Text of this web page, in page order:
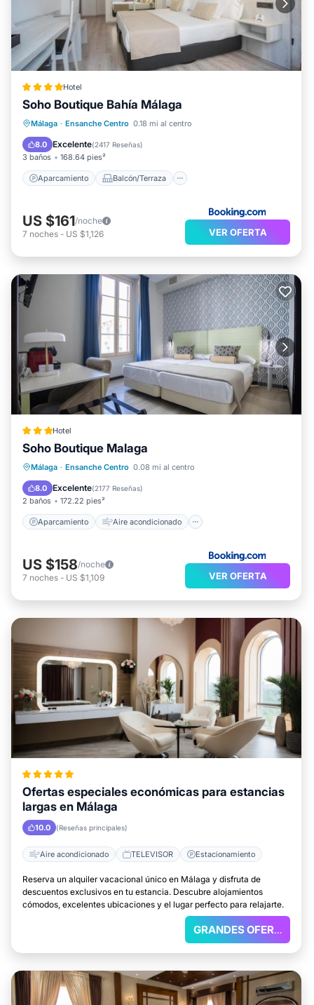
Hotel
Soho Boutique Bahía Málaga
Málaga · Ensanche Centro 0.18 mi al centro
8.0 Excelente(2417 Reseñas)
3 baños 168.64 pies²
Aparcamiento Balcón/Terraza
Aparcamiento
Balcón/Terraza
Aire acondicionado
US $161/noche
7 noches - US $1,126 VER OFERTA
Hotel
Soho Boutique Malaga
Málaga · Ensanche Centro 0.08 mi al centro
8.0 Excelente(2177 Reseñas)
2 baños 172.22 pies²
Aparcamiento Aire acondicionado
Aparcamiento
Aire acondicionado
Internet
Se admiten mascotas
US $158/noche
7 noches - US $1,109 VER OFERTA
Ofertas especiales económicas para estancias
largas en Málaga
10.0 (Reseñas principales)
Aire acondicionado TELEVISOR Estacionamiento
Reserva un alquiler vacacional único en Málaga y disfruta de
descuentos exclusivos en tu estancia. Descubre alojamientos
cómodos, excelentes ubicaciones y el lugar perfecto para relajarte.
GRANDES OFERTAS